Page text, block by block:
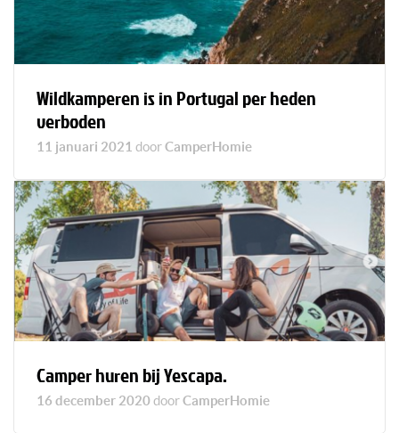
Wildkamperen is in Portugal per heden
verboden
11 januari 2021 doorCamperHomie
Camper huren bij Yescapa.
16 december 2020 doorCamperHomie